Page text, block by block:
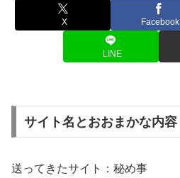
X Facebook
LINE
サイト名とおおまかな内容
送ってきたサイト：秘め事